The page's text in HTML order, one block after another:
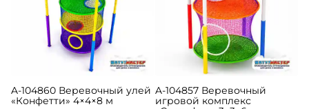
A-104860 Веревочный улей
«Конфетти» 4×4×8 м
A-104857 Веревочный
игровой комплекс